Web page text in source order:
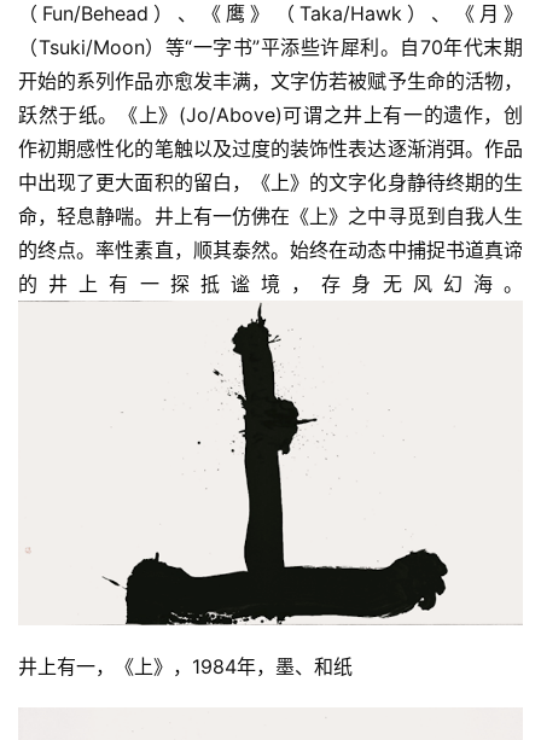
（Fun/Behead）、《鹰》（Taka/Hawk）、《月》
（Tsuki/Moon）等“一字书”平添些许犀利。自70年代末期
开始的系列作品亦愈发丰满，文字仿若被赋予生命的活物，
跃然于纸。《上》(Jo/Above)可谓之井上有一的遗作，创
作初期感性化的笔触以及过度的装饰性表达逐渐消弭。作品
中出现了更大面积的留白，《上》的文字化身静待终期的生
命，轻息静喘。井上有一仿佛在《上》之中寻觅到自我人生
的终点。率性素直，顺其泰然。始终在动态中捕捉书道真谛
的井上有一探抵谧境，存身无风幻海。
井上有一，《上》，1984年，墨、和纸